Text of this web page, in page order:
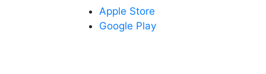
Apple Store
Google Play